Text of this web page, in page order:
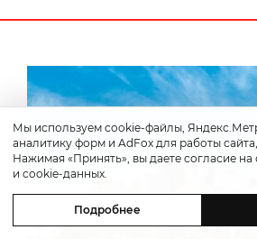
Мы используем cookie-файлы,
аналитику форм и AdFox для работы
Нажимая «Принять», вы даете согласие на
и cookie-данных.
Подробнее